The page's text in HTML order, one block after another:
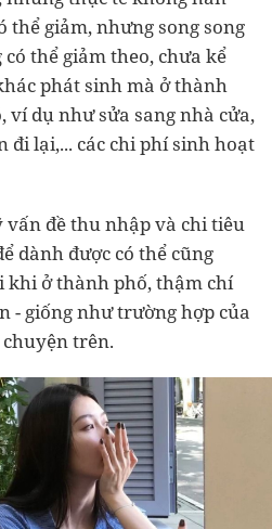
thể giảm, nhưng song song
thể giảm theo, chưa kể
phát sinh mà ở thành
ví dụ như sửa sang nhà cửa,
đi lại,... các chi phí sinh hoạt
đề thu nhập và chi tiêu
dành được có thể cũng
khi ở thành phố, thậm chí
- giống như trường hợp của
trên.